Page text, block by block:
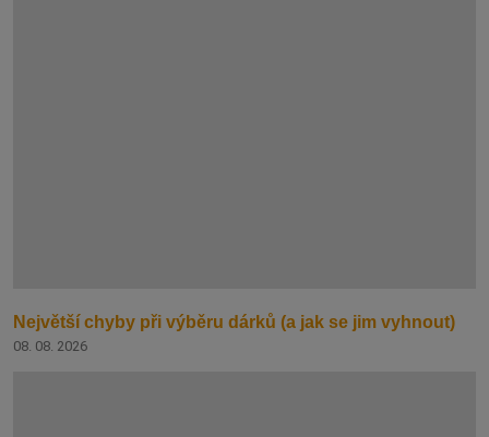
Největší chyby při výběru dárků (a jak se jim vyhnout)
08. 08. 2026